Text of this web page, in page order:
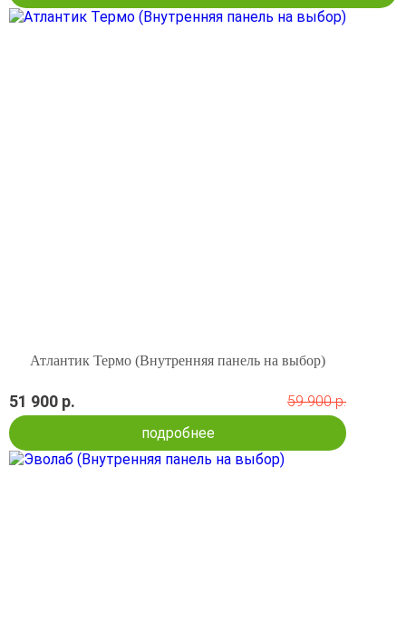
Атлантик Термо (Внутренняя панель на выбор)
51 900 р.
59 900 р.
подробнее